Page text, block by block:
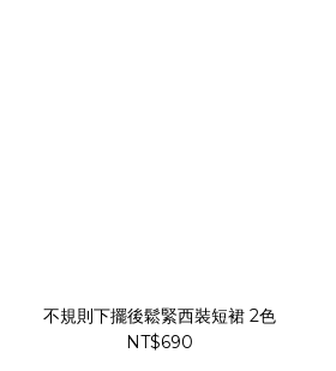
不規則下擺後鬆緊西裝短裙 2色
NT$690